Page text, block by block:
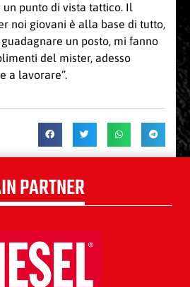
punto di vista tattico. Il
noi giovani è alla base di tutto,
un posto, mi fanno
del mister, adesso
a lavorare”.
PARTNER